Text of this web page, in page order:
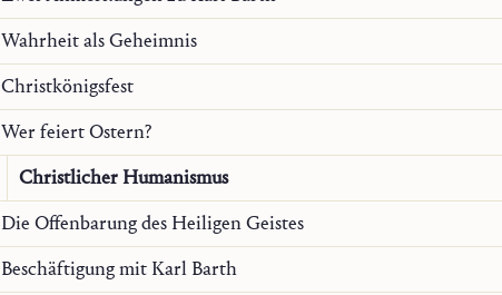
Übersetzung: Französisch
Nouvelle revue théologique
Übersetzung: Italienisch
Wahrheit als Geheimnis
Christkönigsfest
Wer feiert Ostern?
Christlicher Humanismus
Original: Deutsch
Die Offenbarung des Heiligen Geistes
Beschäftigung mit Karl Barth